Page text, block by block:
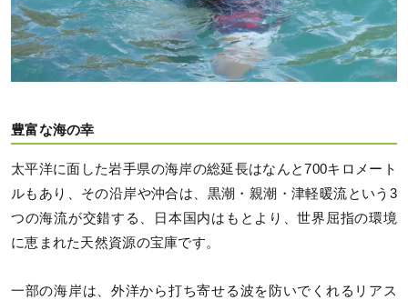
豊富な海の幸
太平洋に面した岩手県の海岸の総延長はなんと700キロメート
ルもあり、その沿岸や沖合は、黒潮・親潮・津軽暖流という3
つの海流が交錯する、日本国内はもとより、世界屈指の環境
に恵まれた天然資源の宝庫です。
一部の海岸は、外洋から打ち寄せる波を防いでくれるリアス